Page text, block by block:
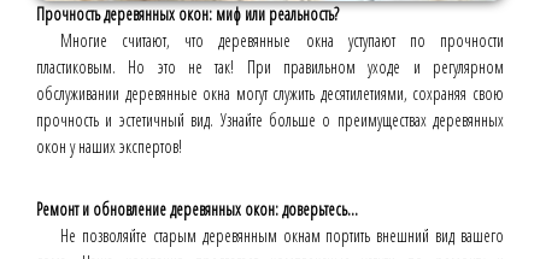
Прочность деревянных окон: миф или реальность?
Многие считают, что деревянные окна уступают по прочности
пластиковым. Но это не так! При правильном уходе и регулярном
обслуживании деревянные окна могут служить десятилетиями, сохраняя свою
прочность и эстетичный вид. Узнайте больше о преимуществах деревянных
окон у наших экспертов!
Ремонт и обновление деревянных окон: доверьтесь...
Не позволяйте старым деревянным окнам портить внешний вид вашего